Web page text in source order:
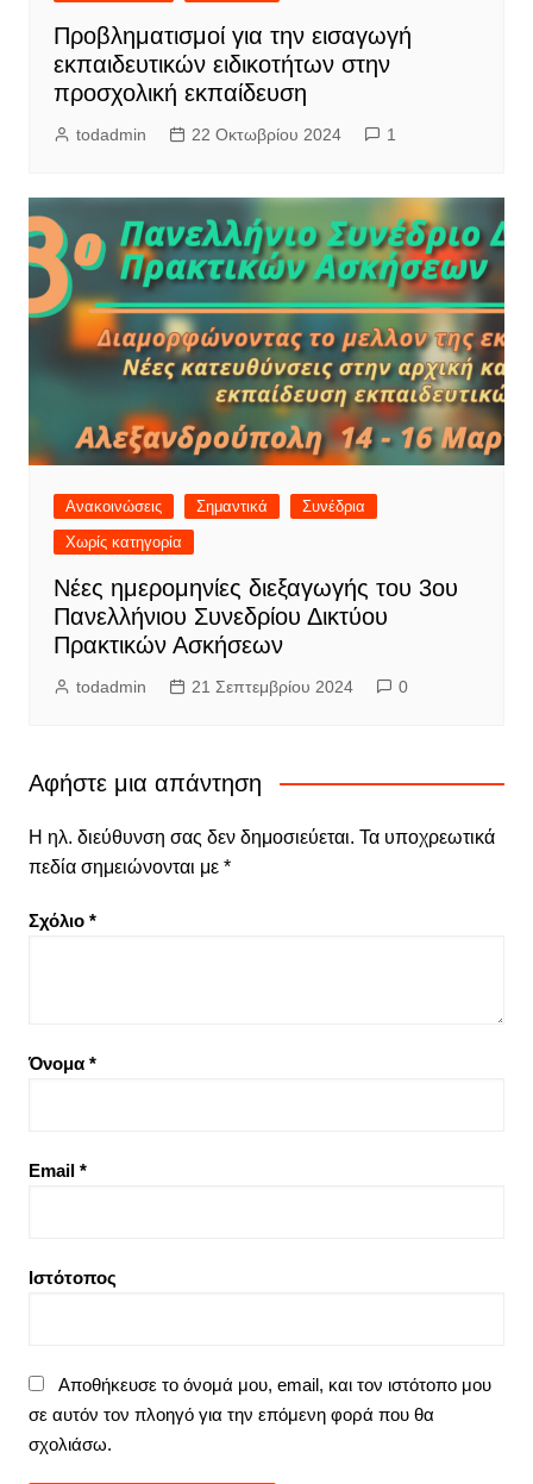
Προβληματισμοί για την εισαγωγή
εκπαιδευτικών ειδικοτήτων στην
προσχολική εκπαίδευση
todadmin 22 Οκτωβρίου 2024 1
Ανακοινώσεις Σημαντικά
Συνέδρια
Χωρίς κατηγορία
Νέες ημερομηνίες διεξαγωγής του 3ου
Πανελλήνιου Συνεδρίου Δικτύου
Πρακτικών Ασκήσεων
todadmin 21 Σεπτεμβρίου 2024 0
Αφήστε μια απάντηση
Η ηλ. διεύθυνση σας δεν δημοσιεύεται. Τα υποχρεωτικά
πεδία σημειώνονται με *
Σχόλιο *
Όνομα *
Email *
Ιστότοπος
Αποθήκευσε το όνομά μου, email, και τον ιστότοπο μου
σε αυτόν τον πλοηγό για την επόμενη φορά που θα
σχολιάσω.